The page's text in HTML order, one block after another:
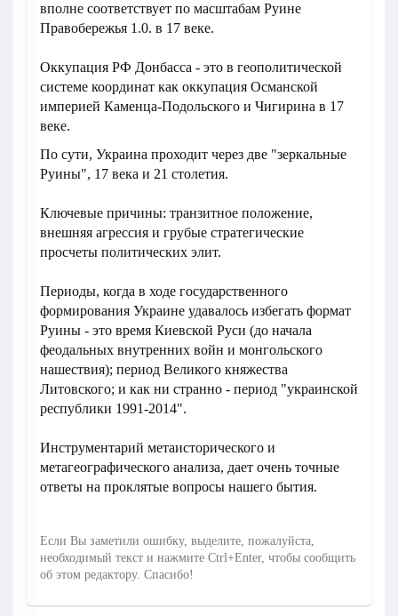
вполне соответствует по масштабам Руине
Правобережья 1.0. в 17 веке.
Оккупация РФ Донбасса - это в геополитической
системе координат как оккупация Османской
империей Каменца-Подольского и Чигирина в 17
веке.
По сути, Украина проходит через две "зеркальные
Руины", 17 века и 21 столетия.
Ключевые причины: транзитное положение,
внешняя агрессия и грубые стратегические
просчеты политических элит.
Периоды, когда в ходе государственного
формирования Украине удавалось избегать формат
Руины - это время Киевской Руси (до начала
феодальных внутренних войн и монгольского
нашествия); период Великого княжества
Литовского; и как ни странно - период "украинской
республики 1991-2014".
Инструментарий метаисторического и
метагеографического анализа, дает очень точные
ответы на проклятые вопросы нашего бытия.
Если Вы заметили ошибку, выделите, пожалуйста,
необходимый текст и нажмите Ctrl+Enter, чтобы сообщить
об этом редактору. Спасибо!